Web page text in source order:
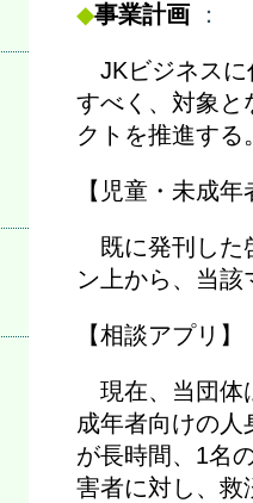
◆事業計画 ：
JKビジネス
すべく、対象と
クトを推進する
【児童・未成
既に発刊した
ン上から、当
【相談アプリ】
現在、当団体
成年者向けの
が長時間、 1名
害者に対し、救